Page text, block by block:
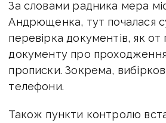
За словами радника мера
Андрющенка, тут почалася
перевірка документів, як от
документу про проходження
прописки. Зокрема,
телефони.
Також пункти контролю